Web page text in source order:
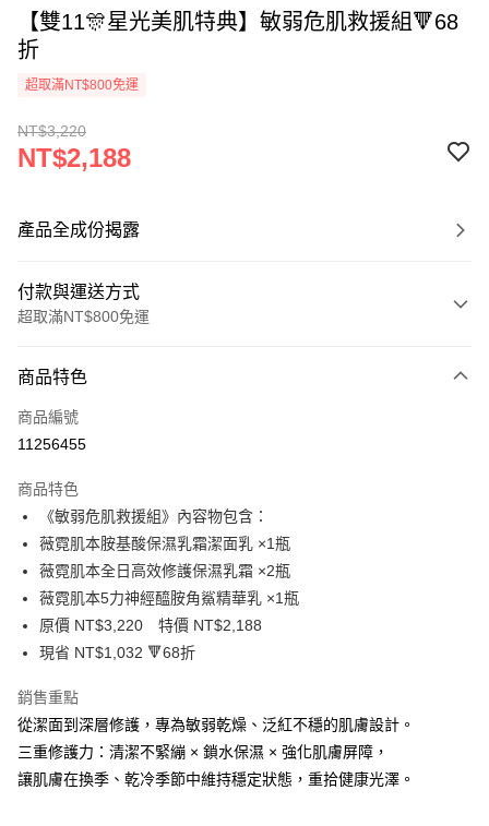
【雙11🎊星光美肌特典】敏弱危肌救援組🔻68
折
超取滿NT$800免運
NT$3,220
NT$2,188
產品全成份揭露
付款與運送方式
超取滿NT$800免運
信用卡一次付款
信用卡分期付款
合作金庫商業銀行
華南商業銀行
上海商業儲蓄銀行
台北富邦商業銀行
國泰世華商業銀行
兆豐國際商業銀行
臺灣中小企業銀行
台中商業銀行
匯豐（台灣）商業銀行
聯邦商業銀行
元大商業銀行
台新國際商業銀行
台灣樂天信用卡公司
6 期 0 利率 每期
華南商業銀行
彰化商業銀行
上海商業儲蓄銀行
台北富邦商業銀行
國泰世華商業銀行
兆豐國際商業銀行
臺灣中小企業銀行
匯豐（台灣）商業銀行
元大商業銀行
玉山商業銀行
星展（台灣）商業銀行
台灣樂天信用卡公司
超商取貨付款
LINE Pay
Apple Pay
街口支付
悠遊付
ATM付款
商品特色
商品編號
11256455
商品特色
《敏弱危肌救援組》內容物包含：
薇霓肌本胺基酸保濕乳霜潔面乳 ×1瓶
薇霓肌本全日高效修護保濕乳霜 ×2瓶
薇霓肌本5力神經醯胺角鯊精華乳 ×1瓶
原價 NT$3,220 特價 NT$2,188
現省 NT$1,032 🔻68折
銷售重點
從潔面到深層修護，專為敏弱乾燥、泛紅不穩的肌膚設計。
三重修護力：清潔不緊繃 × 鎖水保濕 × 強化肌膚屏障，
讓肌膚在換季、乾冷季節中維持穩定狀態，重拾健康光澤。